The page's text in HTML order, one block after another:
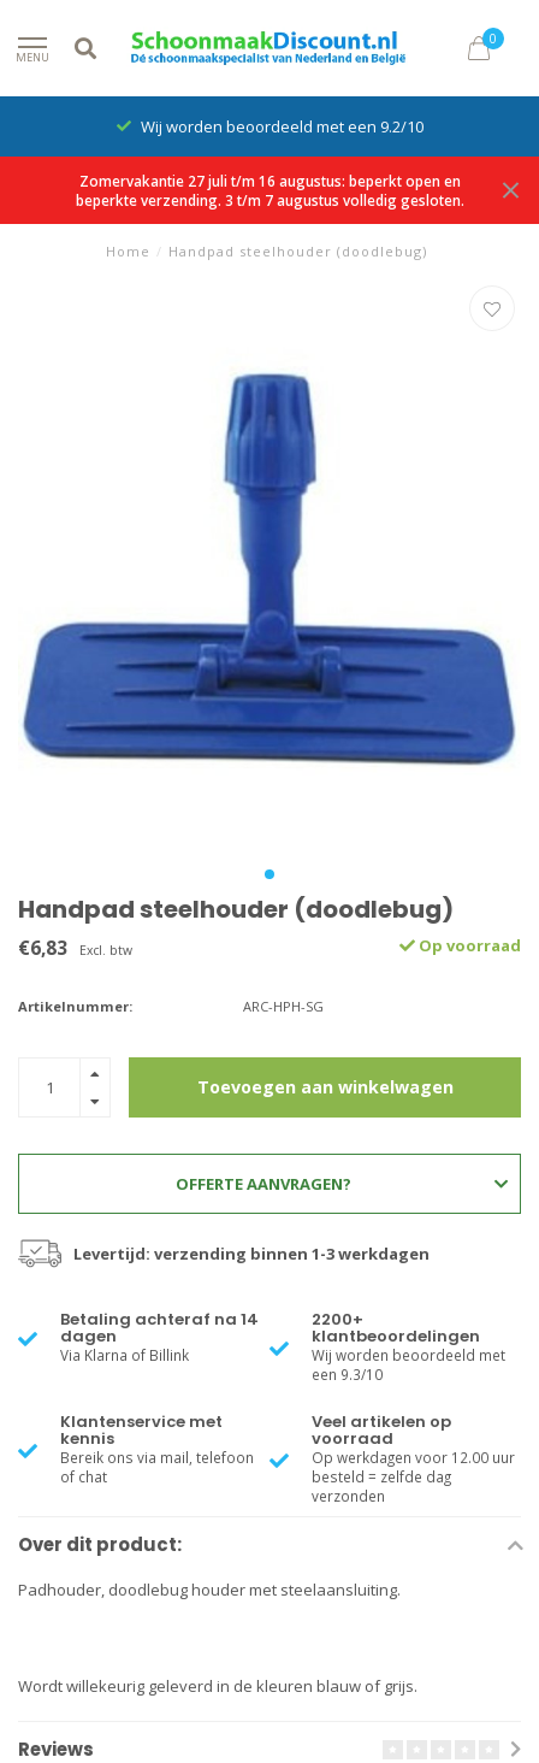
MENU
0
Wij worden beoordeeld met een 9.2/10
Zomervakantie 27 juli t/m 16 augustus: beperkt open en
beperkte verzending. 3 t/m 7 augustus volledig gesloten.
Home / Handpad steelhouder (doodlebug)
Handpad steelhouder (doodlebug)
€6,83 Excl. btw Op voorraad
Artikelnummer: ARC-HPH-SG
Toevoegen aan winkelwagen
OFFERTE AANVRAGEN?
Levertijd: verzending binnen 1-3 werkdagen
Betaling achteraf na 14
dagen
Via Klarna of Billink
2200+
klantbeoordelingen
Wij worden beoordeeld met
een 9.3/10
Klantenservice met
kennis
Bereik ons via mail, telefoon
of chat
Veel artikelen op
voorraad
Op werkdagen voor 12.00 uur
besteld = zelfde dag
verzonden
Over dit product:
Padhouder, doodlebug houder met steelaansluiting.
Wordt willekeurig geleverd in de kleuren blauw of grijs.
Reviews